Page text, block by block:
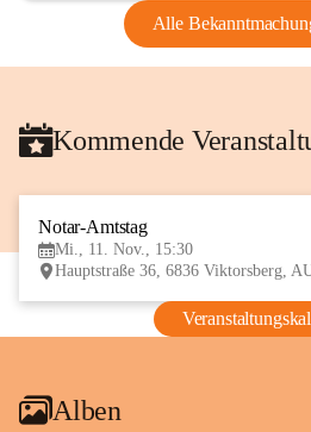
Alle
Kommende
Notar-Amtstag
Mi., 11. Nov., 15:30
Hauptstraße 36, 6836 Viktorsberg,
Alben